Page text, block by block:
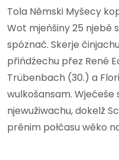
Tola Němski Myšecy
Wot mjeńšiny 25 njebě
spóznać. Skerje
přińdźechu přez René
Trübenbach (30.) a
wulkošansam. Wjećeše
njewužiwachu, dokelž
prěnim połčasu wěko